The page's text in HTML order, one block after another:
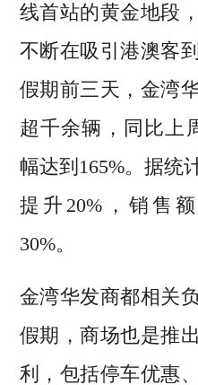
线首站的黄金地段
不断在吸引港澳客
假期前三天，金湾
超千余辆，同比上
幅达到165%。据统
提升20%，销售
30%。
金湾华发商都相关
假期，商场也是推
利，包括停车优惠